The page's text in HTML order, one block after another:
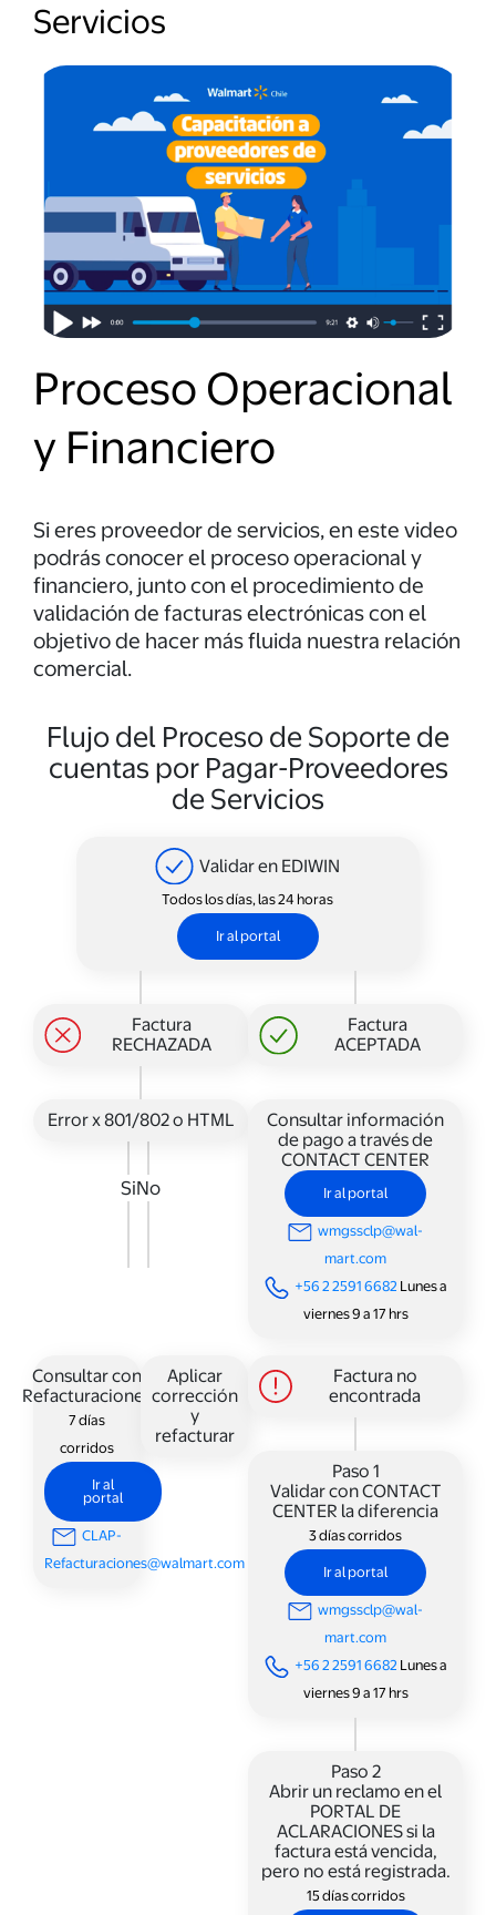
Servicios
Proceso Operacional
y Financiero
Si eres proveedor de servicios, en este video
podrás conocer el proceso operacional y
financiero, junto con el procedimiento de
validación de facturas electrónicas con el
objetivo de hacer más fluida nuestra relación
comercial.
Flujo del Proceso de Soporte de
cuentas por Pagar-Proveedores
de Servicios
Validar en EDIWIN
Todos los días, las 24 horas
Ir al portal
Factura
RECHAZADA
Factura
ACEPTADA
Error x 801/802 o HTML
SiNo
Consultar información
de pago a través de
CONTACT CENTER
Ir al portal
wmgssclp@wal-
mart.com
+56 2 2591 6682 Lunes a
viernes 9 a 17 hrs
Consultar con
Refacturaciones
7 días
corridos
Ir al
portal
CLAP-
Refacturaciones@walmart.com
Aplicar
corrección
y
refacturar
Factura no
encontrada
Paso 1
Validar con CONTACT
CENTER la diferencia
3 días corridos
Ir al portal
wmgssclp@wal-
mart.com
+56 2 2591 6682 Lunes a
viernes 9 a 17 hrs
Paso 2
Abrir un reclamo en el
PORTAL DE
ACLARACIONES si la
factura está vencida,
pero no está registrada.
15 días corridos